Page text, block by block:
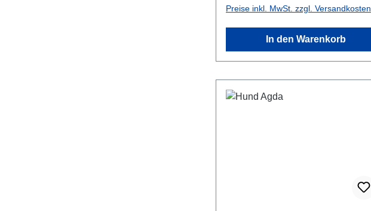
Preise inkl. MwSt. zzgl. Versandkosten
In den Warenkorb